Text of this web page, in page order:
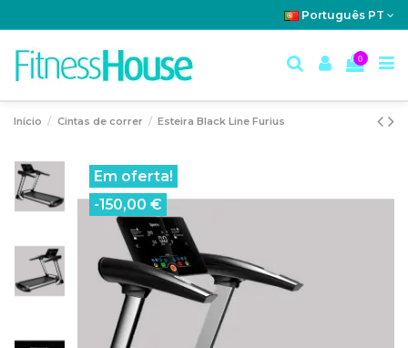
Português PT
0
Início Cintas de correr Esteira Black Line Furius
Em oferta!
-150,00 €